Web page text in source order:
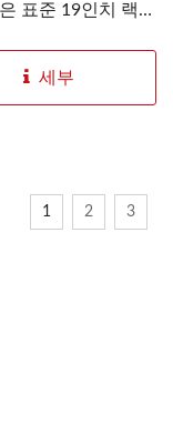
표준 19인치 랙
세부
1 2 3